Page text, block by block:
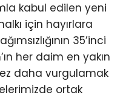
kabul edilen yeni
için hayırlara
35’inci
her daim en yakın
daha vurgulamak
ortak